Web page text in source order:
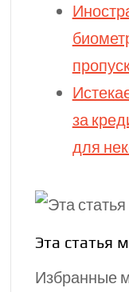
за
для
Эта статья
Избранные